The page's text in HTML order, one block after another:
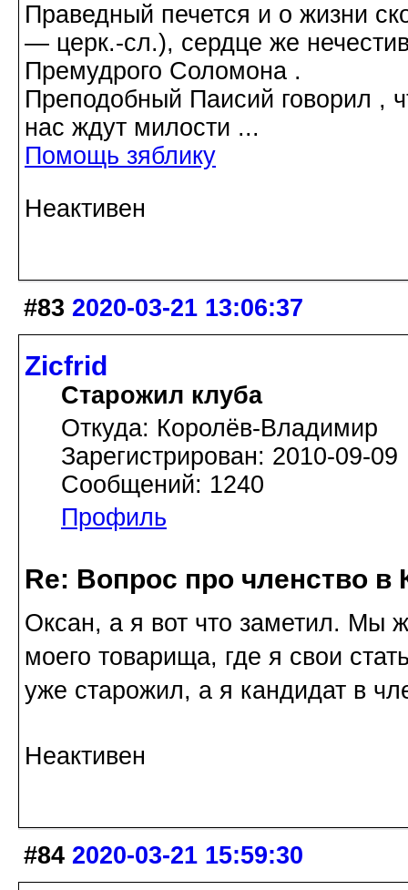
Праведный печется и о жизни
― церк.-сл.), сердце же
Премудрого Соломона .
Преподобный Паисий говорил ,
нас ждут милости ...
Помощь зяблику
Неактивен
#83 2020-03-21 13:06:37
Zicfrid
Старожил клуба
Откуда: Королёв-Владимир
Зарегистрирован: 2010-09-09
Сообщений: 1240
Профиль
Re: Вопрос про членство в
Оксан, а я вот что заметил. Мы
моего товарища, где я свои
уже старожил, а я кандидат в
Неактивен
#84 2020-03-21 15:59:30